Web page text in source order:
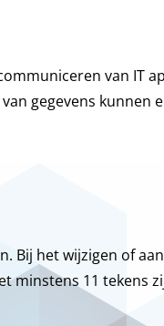
van IT
gegevens kunnen
Bij het wijzigen of
11 tekens